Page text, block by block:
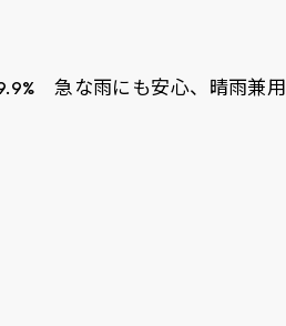
急な雨にも安心、晴雨兼用